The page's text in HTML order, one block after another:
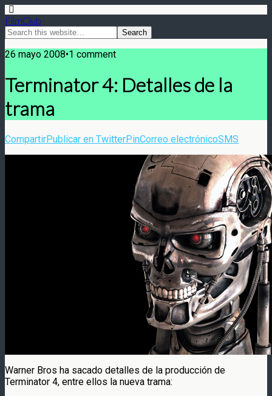
FilmClub
26 mayo 2008•1 comment
Terminator 4: Detalles de la
trama
CompartirPublicar en TwitterPinCorreo electrónicoSMS
Warner Bros ha sacado detalles de la producción de
Terminator 4, entre ellos la nueva trama: